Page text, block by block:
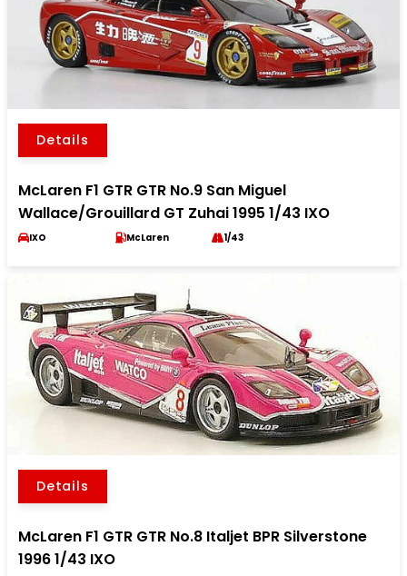
Details
McLaren F1 GTR GTR No.9 San Miguel
Wallace/Grouillard GT Zuhai 1995 1/43 IXO
IXO McLaren 1/43
Details
McLaren F1 GTR GTR No.8 Italjet BPR Silverstone
1996 1/43 IXO